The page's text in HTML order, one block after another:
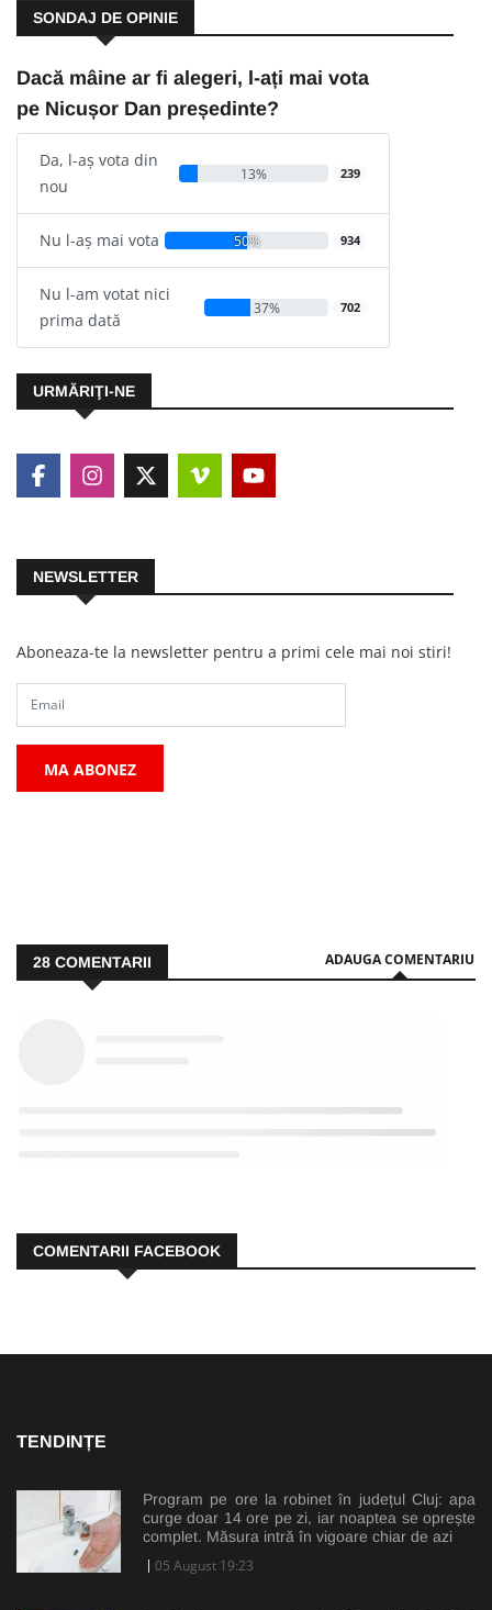
SONDAJ DE OPINIE
Dacă mâine ar fi alegeri, l-ați mai vota
pe Nicușor Dan președinte?
Da, l-aș vota din
nou
13% 239
Nu l-aș mai vota 50% 934
Nu l-am votat nici
prima dată
37% 702
URMĂRIŢI-NE
NEWSLETTER
Aboneaza-te la newsletter pentru a primi cele mai noi stiri!
MA ABONEZ
28 COMENTARII ADAUGA COMENTARIU
COMENTARII FACEBOOK
TENDINȚE
Program pe ore la robinet în județul Cluj: apa
curge doar 14 ore pe zi, iar noaptea se oprește
complet. Măsura intră în vigoare chiar de azi
05 August 19:23